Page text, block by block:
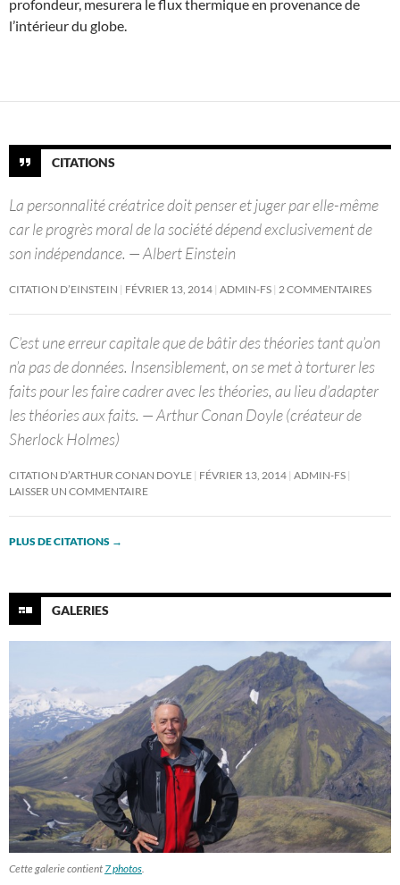
profondeur, mesurera le flux thermique en provenance de
l’intérieur du globe.
CITATIONS
La personnalité créatrice doit penser et juger par elle-même
car le progrès moral de la société dépend exclusivement de
son indépendance. — Albert Einstein
CITATION D’EINSTEIN FÉVRIER 13, 2014 ADMIN-FS 2 COMMENTAIRES
C’est une erreur capitale que de bâtir des théories tant qu’on
n’a pas de données. Insensiblement, on se met à torturer les
faits pour les faire cadrer avec les théories, au lieu d’adapter
les théories aux faits. — Arthur Conan Doyle (créateur de
Sherlock Holmes)
CITATION D’ARTHUR CONAN DOYLE FÉVRIER 13, 2014 ADMIN-FS
LAISSER UN COMMENTAIRE
PLUS DE CITATIONS →
GALERIES
Cette galerie contient 7 photos